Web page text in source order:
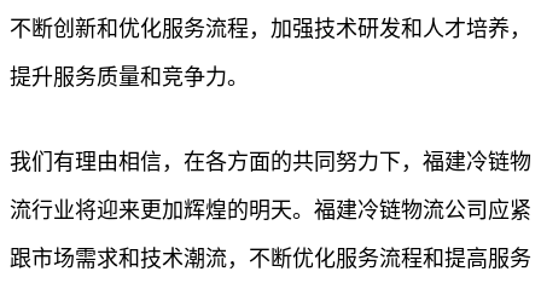
不断创新和优化服务流程，加强技术研发和人才培养，
提升服务质量和竞争力。
我们有理由相信，在各方面的共同努力下，福建冷链物
流行业将迎来更加辉煌的明天。福建冷链物流公司应紧
跟市场需求和技术潮流，不断优化服务流程和提高服务